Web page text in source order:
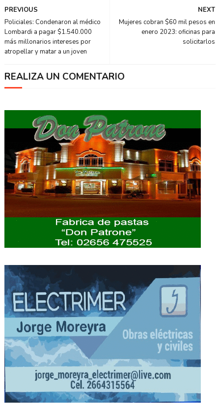
NEXT
Mujeres cobran $60 mil pesos en
enero 2023: oficinas para
solicitarlos
PREVIOUS
Policiales: Condenaron al médico
Lombardi a pagar $1.540.000
más millonarios intereses por
atropellar y matar a un joven
REALIZA UN COMENTARIO